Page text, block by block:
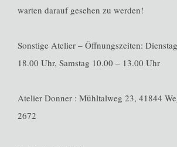
warten darauf gesehen zu werden!
Sonstige Atelier – Öffnungszeiten:
18.00 Uhr, Samstag 10.00 – 13.00 Uhr
Atelier Donner : Mühltalweg 23, 41844
2672